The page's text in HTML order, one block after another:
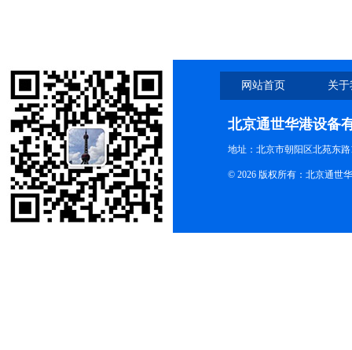
网站首页 关
北京通世华港设备
地址：北京市朝阳区北苑东路
© 2026 版权所有：北京通世